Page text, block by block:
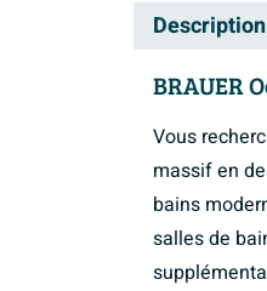
Description
BRAUER
Vous
massif en
bains
salles de